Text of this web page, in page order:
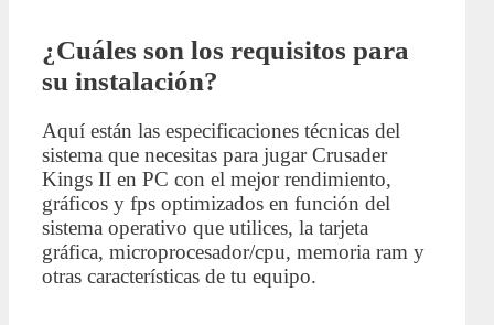
¿Cuáles son los requisitos para
su instalación?
Aquí están las especificaciones técnicas del
sistema que necesitas para jugar Crusader
Kings II en PC con el mejor rendimiento,
gráficos y fps optimizados en función del
sistema operativo que utilices, la tarjeta
gráfica, microprocesador/cpu, memoria ram y
otras características de tu equipo.